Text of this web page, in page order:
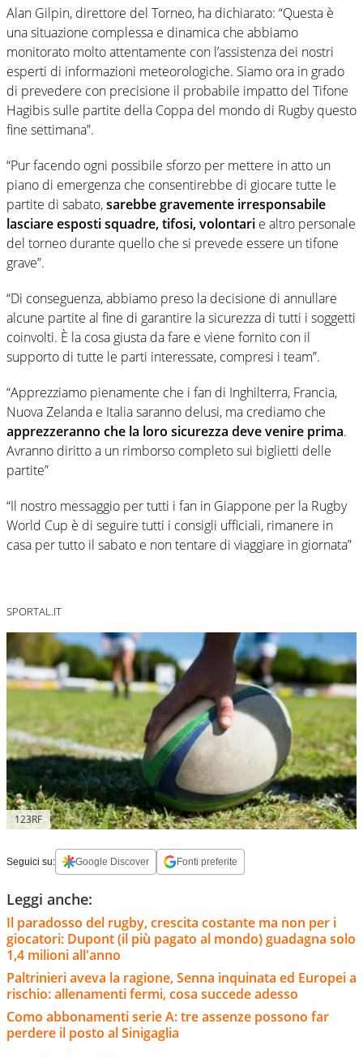
Alan Gilpin, direttore del Torneo, ha dichiarato: “Questa è
una situazione complessa e dinamica che abbiamo
monitorato molto attentamente con l’assistenza dei nostri
esperti di informazioni meteorologiche. Siamo ora in grado
di prevedere con precisione il probabile impatto del Tifone
Hagibis sulle partite della Coppa del mondo di Rugby questo
fine settimana”.
“Pur facendo ogni possibile sforzo per mettere in atto un
piano di emergenza che consentirebbe di giocare tutte le
partite di sabato,sarebbe gravemente irresponsabile
lasciare esposti squadre, tifosi, volontari e altro personale
del torneo durante quello che si prevede essere un tifone
grave”.
“Di conseguenza, abbiamo preso la decisione di annullare
alcune partite al fine di garantire la sicurezza di tutti i soggetti
coinvolti. È la cosa giusta da fare e viene fornito con il
supporto di tutte le parti interessate, compresi i team”.
“Apprezziamo pienamente che i fan di Inghilterra, Francia,
Nuova Zelanda e Italia saranno delusi, ma crediamo che
apprezzeranno che la loro sicurezza deve venire prima.
Avranno diritto a un rimborso completo sui biglietti delle
partite”
“Il nostro messaggio per tutti i fan in Giappone per la Rugby
World Cup è di seguire tutti i consigli ufficiali, rimanere in
casa per tutto il sabato e non tentare di viaggiare in giornata”
SPORTAL.IT
123RF
Seguici su: Google Discover Fonti preferite
Leggi anche:
Il paradosso del rugby, crescita costante ma non per i
giocatori: Dupont (il più pagato al mondo) guadagna solo
1,4 milioni all'anno
Paltrinieri aveva la ragione, Senna inquinata ed Europei a
rischio: allenamenti fermi, cosa succede adesso
Como abbonamenti serie A: tre assenze possono far
perdere il posto al Sinigaglia